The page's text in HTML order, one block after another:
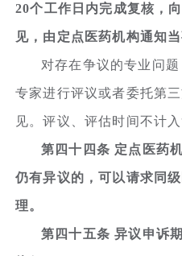
20个工作日内完成复核，
见，由定点医药机构通知当
对存在争议的专业问
专家进行评议或者委托第
见。评议、评估时间不计
第四十四条 定点医药
仍有异议的，可以请求同
理。
第四十五条 异议申诉